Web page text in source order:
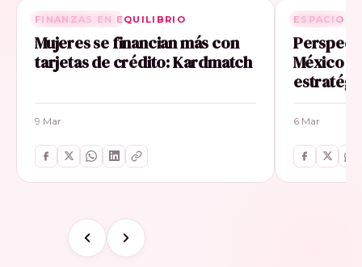
RELACIONADA
FINANZAS EN EQUILIBRIO
Mujeres se financian más con
tarjetas de crédito: Kardmatch
9 Mar
ESPACIO
México
6 Mar